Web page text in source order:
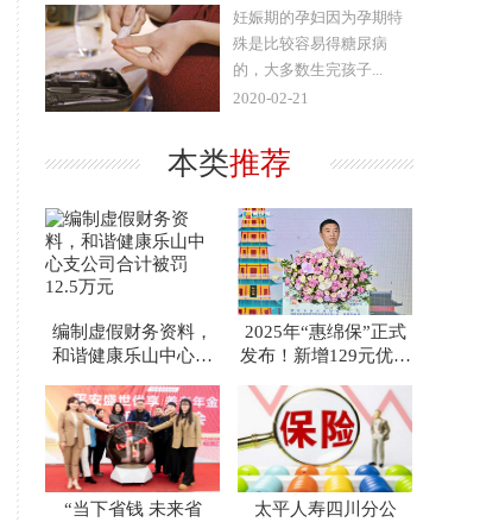
妊娠期的孕妇因为孕期特
殊是比较容易得糖尿病
的，大多数生完孩子...
2020-02-21
本类推荐
编制虚假财务资料，
和谐健康乐山中心支
元
2025年“惠绵保”正式
发布！新增129元优选
“当下省钱 未来省
太平人寿四川分公